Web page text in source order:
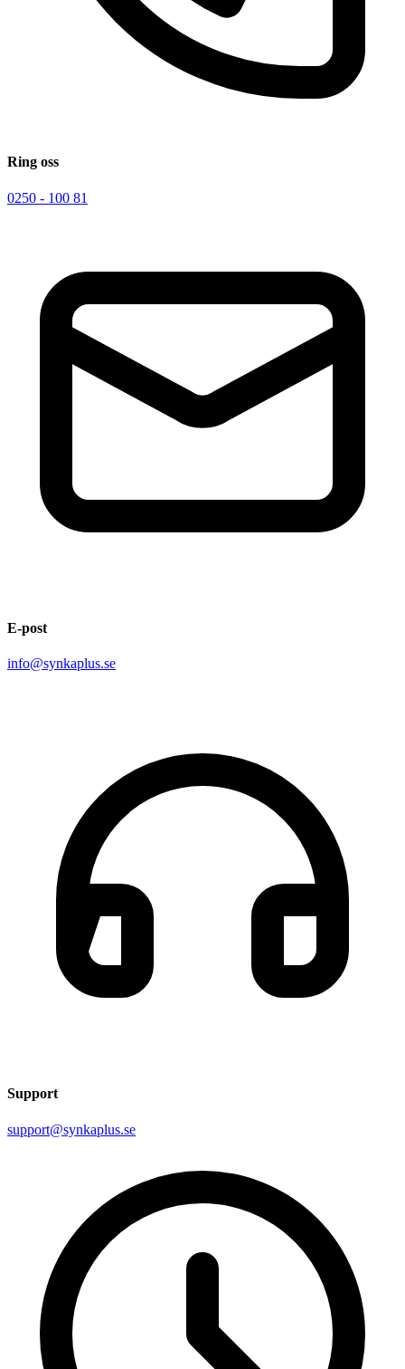
Ring oss
0250 - 100 81
E-post
info@synkaplus.se
Support
support@synkaplus.se